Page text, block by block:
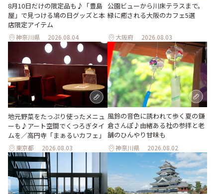
8月10日だけの限定品も♪「豊島
屋」で見つける鳩の日グッズと本
店限定アイテム
神奈川県 2026.08.04
公園ビューから川床テラスまで。
緑に癒される大阪のカフェ5選
大阪府 2026.08.03
地元野菜をたっぷり使ったメニュ
ーも♪アート空間でくつろぎタイ
ムを／高円寺「まぁるいカフェ」
東京都 2026.08.03
風鈴の音色に誘われて歩く夏の鎌
倉さんぽ♪由緒ある社の参拝と老
舗のひんやり甘味も
神奈川県 2026.08.02